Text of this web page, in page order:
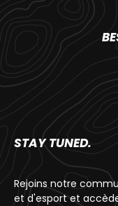
STAY TUNED.
Rejoins notre
et d'esport et